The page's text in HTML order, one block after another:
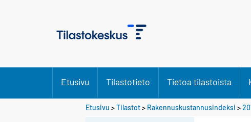
Etusivu Tilastotieto Tietoa tilastoista
Etusivu >Tilastot> Rakennuskustannusindeksi >